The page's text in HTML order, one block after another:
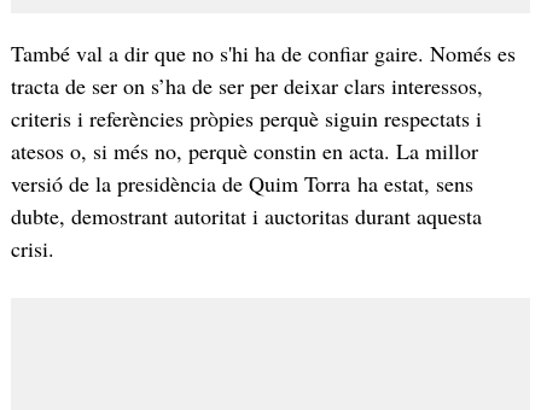
També val a dir que no s'hi ha de confiar gaire. Només es
tracta de ser on s’ha de ser per deixar clars interessos,
criteris i referències pròpies perquè siguin respectats i
atesos o, si més no, perquè constin en acta. La millor
versió de la presidència de Quim Torra ha estat, sens
dubte, demostrant autoritat i auctoritas durant aquesta
crisi.